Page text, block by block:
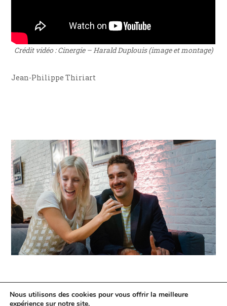
Crédit vidéo : Cinergie – Harald Duplouis (image et montage)
Jean-Philippe Thiriart
Jean-Philippe Thiriart
13 Septembre 2021
Critiques
Festivals Interviews
Nous utilisons des cookies pour vous offrir la meilleure
expérience sur notre site.